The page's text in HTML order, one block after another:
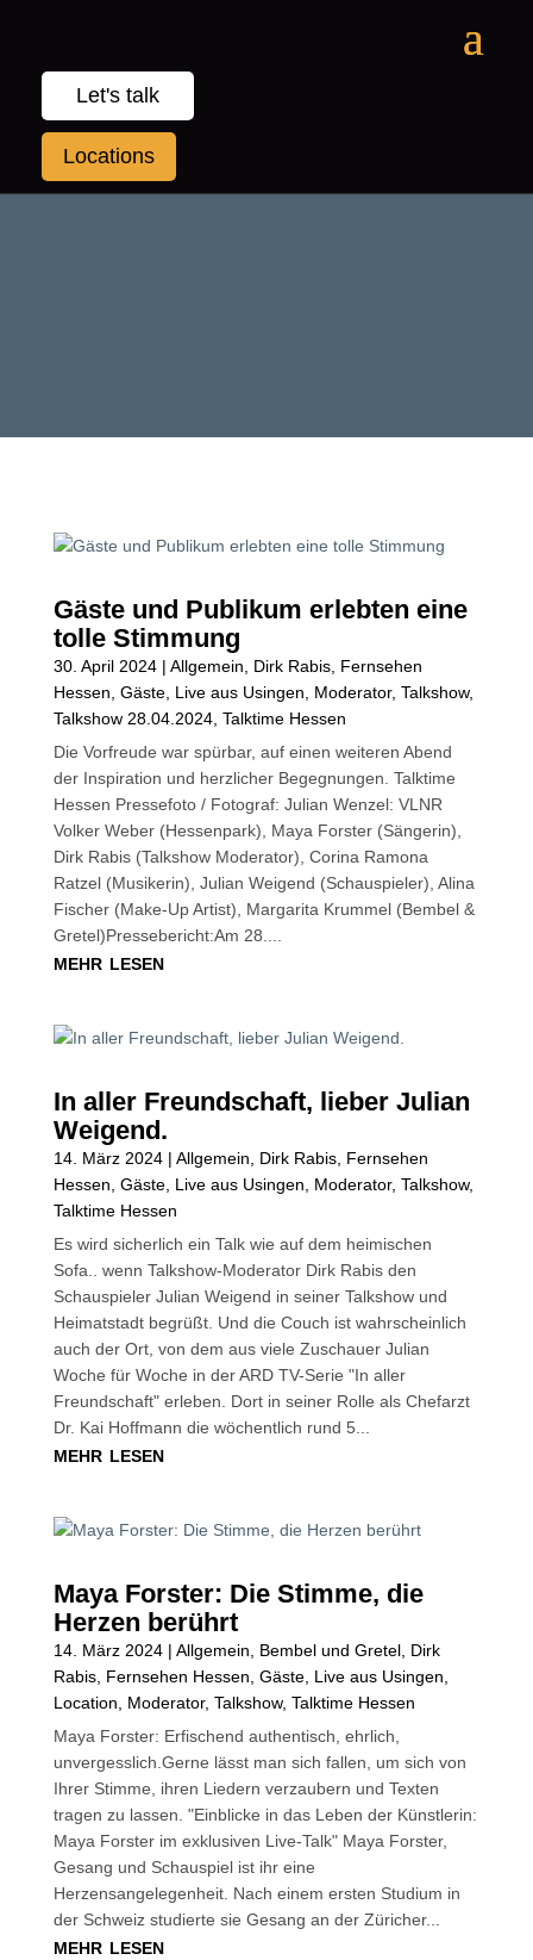
Let's talk
Locations
Gäste und Publikum erlebten eine
tolle Stimmung
30. April 2024| Allgemein Dirk Rabis, Fernsehen
Hessen Gäste, Live aus Usingen Moderator, Talkshow,
Talkshow 28.04.2024, Talktime Hessen
Die Vorfreude war spürbar, auf einen weiteren Abend
der Inspiration und herzlicher Begegnungen. Talktime
Hessen Pressefoto / Fotograf: Julian Wenzel: VLNR
Volker Weber (Hessenpark), Maya Forster (Sängerin),
Dirk Rabis (Talkshow Moderator), Corina Ramona
Ratzel (Musikerin), Julian Weigend (Schauspieler), Alina
Fischer (Make-Up Artist), Margarita Krummel (Bembel &
Gretel)Pressebericht:Am 28....
mehr lesen
In aller Freundschaft, lieber Julian
Weigend.
14. März 2024| Allgemein Dirk Rabis, Fernsehen
Hessen Gäste, Live aus Usingen Moderator, Talkshow,
Talktime Hessen
Es wird sicherlich ein Talk wie auf dem heimischen
Sofa.. wenn Talkshow-Moderator Dirk Rabis den
Schauspieler Julian Weigend in seiner Talkshow und
Heimatstadt begrüßt. Und die Couch ist wahrscheinlich
auch der Ort, von dem aus viele Zuschauer Julian
Woche für Woche in der ARD TV-Serie "In aller
Freundschaft" erleben. Dort in seiner Rolle als Chefarzt
Dr. Kai Hoffmann die wöchentlich rund 5...
mehr lesen
Maya Forster: Die Stimme, die
Herzen berührt
14. März 2024| Allgemein Bembel und Gretel, Dirk
Rabis, Fernsehen Hessen Gäste, Live aus Usingen
Location
Moderator, Talkshow, Talktime Hessen
Maya Forster: Erfischend authentisch, ehrlich,
unvergesslich.Gerne lässt man sich fallen, um sich von
Ihrer Stimme, ihren Liedern verzaubern und Texten
tragen zu lassen. "Einblicke in das Leben der Künstlerin:
Maya Forster im exklusiven Live-Talk" Maya Forster,
Gesang und Schauspiel ist ihr eine
Herzensangelegenheit. Nach einem ersten Studium in
der Schweiz studierte sie Gesang an der Züricher...
mehr lesen